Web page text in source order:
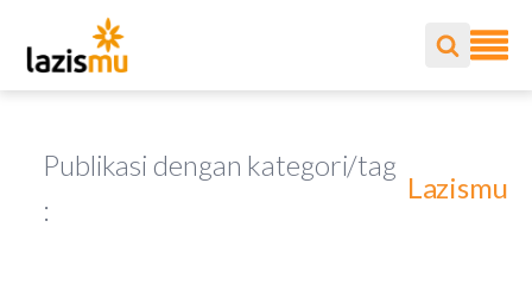
Publikasi dengan kategori/tag
:
Lazismu